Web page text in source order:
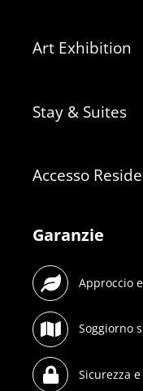
Art Exhibition
Stay & Suites
Accesso
Garanzie
Approccio
Soggiorno
Sicurezza